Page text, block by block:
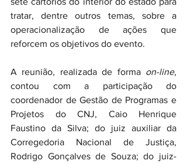
tratar, dentre outros temas, sobre a
operacionalização de ações que
reforcem os objetivos do evento.
A reunião, realizada de forma on-line,
contou com a participação do
coordenador de Gestão de Programas e
Projetos do CNJ, Caio Henrique
Faustino da Silva; do juiz auxiliar da
Corregedoria Nacional de Justiça,
Rodrigo Gonçalves de Souza; do juiz-